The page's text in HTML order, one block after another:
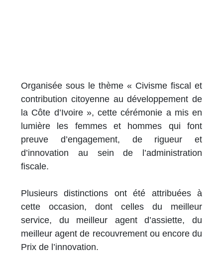
Organisée sous le thème « Civisme fiscal et
contribution citoyenne au développement de
la Côte d’Ivoire », cette cérémonie a mis en
lumière les femmes et hommes qui font
preuve d’engagement, de rigueur et
d’innovation au sein de l’administration
fiscale.
Plusieurs distinctions ont été attribuées à
cette occasion, dont celles du meilleur
service, du meilleur agent d’assiette, du
meilleur agent de recouvrement ou encore du
Prix de l’innovation.